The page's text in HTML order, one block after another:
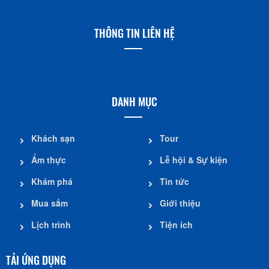
THÔNG TIN LIÊN HỆ
DANH MỤC
Khách sạn
Ẩm thực
Khám phá
Mua sắm
Lịch trình
Tour
Lễ hội & Sự kiện
Tin tức
Giới thiệu
Tiện ích
TẢI ỨNG DỤNG